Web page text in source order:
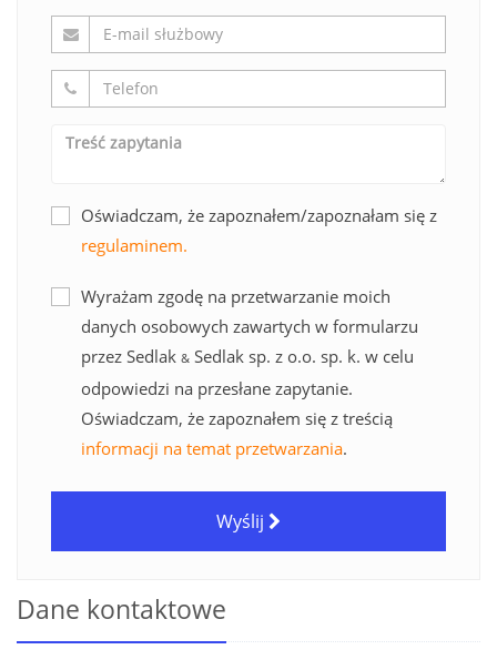
Oświadczam, że zapoznałem/zapoznałam się z
regulaminem.
Wyrażam zgodę na przetwarzanie moich
danych osobowych zawartych w formularzu
przez Sedlak & Sedlak sp. z o.o. sp. k. w celu
odpowiedzi na przesłane zapytanie.
Oświadczam, że zapoznałem się z treścią
informacji na temat przetwarzania.
Wyślij
Dane kontaktowe